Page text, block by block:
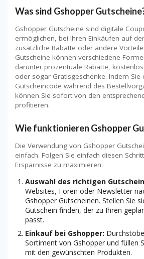
Was sind Gshopper
Gshopper Gutscheine sind digitale
ermöglichen, bei Ihren Einkäufen auf
zusätzliche Rabatte oder andere
Gutscheine können verschiedene
darunter prozentuale Rabatte,
oder sogar Gratisgeschenke. Indem Sie
Gutscheincode während des
können Sie sofort von den
profitieren.
Wie funktionieren Gshopper
Die Verwendung von Gshopper
einfach. Folgen Sie einfach diesen
Ersparnisse zu maximieren:
Auswahl des richtigen
Websites, Foren oder Newsletter
Gshopper Gutscheinen. Stellen Sie
Gutschein finden, der zu Ihren
passt.
Einkauf bei Gshopper:
Sortiment von Gshopper und füllen
mit den gewünschten Produkten.